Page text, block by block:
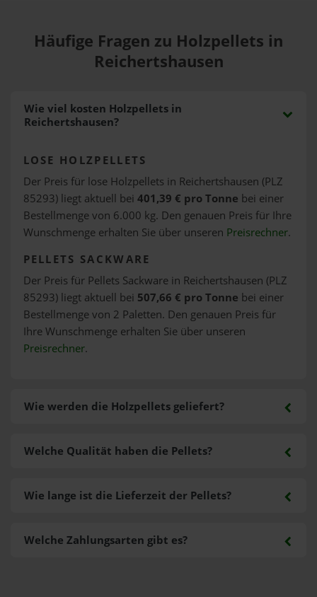
Häufige Fragen zu Holzpellets in
Reichertshausen
Wie viel kosten Holzpellets in
Reichertshausen?
LOSE HOLZPELLETS
Der Preis für lose Holzpellets in Reichertshausen (PLZ
85293) liegt aktuell bei 401,39 € pro Tonne bei einer
Bestellmenge von 6.000 kg. Den genauen Preis für Ihre
Wunschmenge erhalten Sie über unseren Preisrechner.
PELLETS SACKWARE
Der Preis für Pellets Sackware in Reichertshausen (PLZ
85293) liegt aktuell bei 507,66 € pro Tonne bei einer
Bestellmenge von 2 Paletten. Den genauen Preis für
Ihre Wunschmenge erhalten Sie über unseren
Preisrechner.
Wie werden die Holzpellets geliefert?
Welche Zahlungsarten gibt es?
Welche Qualität haben die Pellets?
Wie lange ist die Lieferzeit der Pellets?